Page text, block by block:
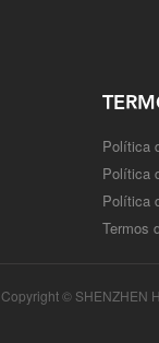
Política
Política
Política
Termos
Copyright © SHENZHEN